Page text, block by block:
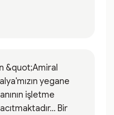
&quot;Amiral
yegane
işletme
Bir